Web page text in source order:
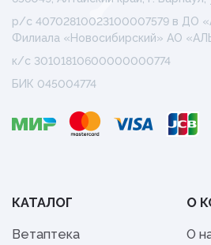
р/с 40702810023100007579 в ДО
Филиала «Новосибирский» АО
к/с 30101810600000000774
БИК 045004774
КАТАЛОГ
Ветаптека
О
О